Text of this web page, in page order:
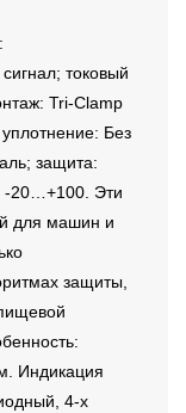
токовый
Tri-Clamp
Без
защита:
-20…+100. Эти
для машин и
защиты,
Индикация
4-х